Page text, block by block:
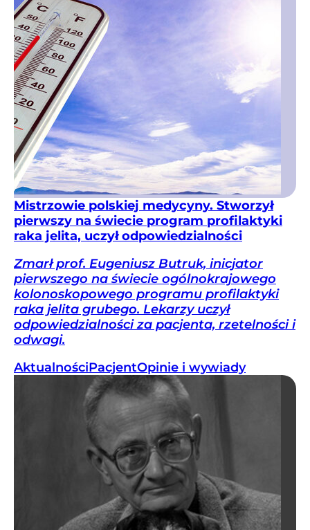
Mistrzowie polskiej medycyny. Stworzył
pierwszy na świecie program profilaktyki
raka jelita, uczył odpowiedzialności
Zmarł prof. Eugeniusz Butruk, inicjator
pierwszego na świecie ogólnokrajowego
kolonoskopowego programu profilaktyki
raka jelita grubego. Lekarzy uczył
odpowiedzialności za pacjenta, rzetelności i
odwagi.
AktualnościPacjentOpinie i wywiady